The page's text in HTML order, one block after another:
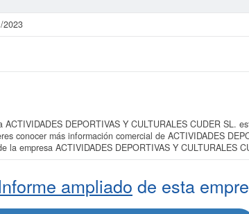
2023
DEPORTIVAS Y CULTURALES CUDER SL.
conocer más información comercial de ACTIVIDADES
empresa ACTIVIDADES DEPORTIVAS Y CULTURALES
ampliado de esta